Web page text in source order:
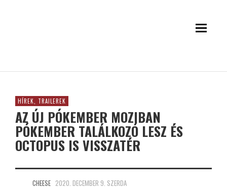
HÍREK, TRAILEREK
AZ ÚJ PÓKEMBER MOZIBAN
PÓKEMBER TALÁLKOZÓ LESZ ÉS
OCTOPUS IS VISSZATÉR
CHEESE 2020. DECEMBER 9. SZERDA